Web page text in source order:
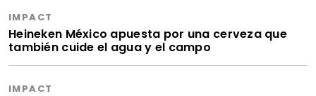
IMPACT
Heineken México apuesta por una cerveza que
también cuide el agua y el campo
IMPACT